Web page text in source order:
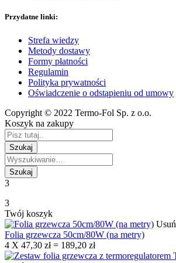
Przydatne linki:
Strefa wiedzy
Metody dostawy
Formy płatności
Regulamin
Polityka prywatności
Oświadczenie o odstąpieniu od umowy
Copyright © 2022 Termo-Fol Sp. z o.o.
Koszyk na zakupy
3
3
Twój koszyk
Usuń
Folia grzewcza 50cm/80W (na metry)
4 X 47,30 zł = 189,20 zł